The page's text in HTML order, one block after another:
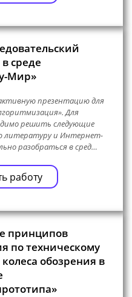
среде
Мир»
презентацию для
Для
решить следующие
литературу и Интернет-
разобраться в сред…
работу
принципов
по техническому
обозрения в